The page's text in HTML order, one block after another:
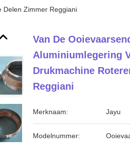
Delen Zimmer Reggiani
Van De
Aluminiumlegering
Drukmachine
Reggiani
Merknaam: Jayu
Modelnummer: